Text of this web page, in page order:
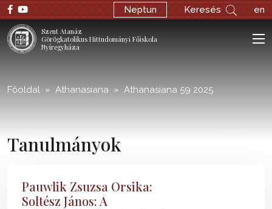
; Neptun Keresés en
Szent Atanáz
Görögkatolikus Hittudományi Főiskola
Nyíregyháza
Főoldal Athanasiana Athanasiana 59 2025
Tanulmányok
Pauwlik Zsuzsa Orsika:
Soltész János: A